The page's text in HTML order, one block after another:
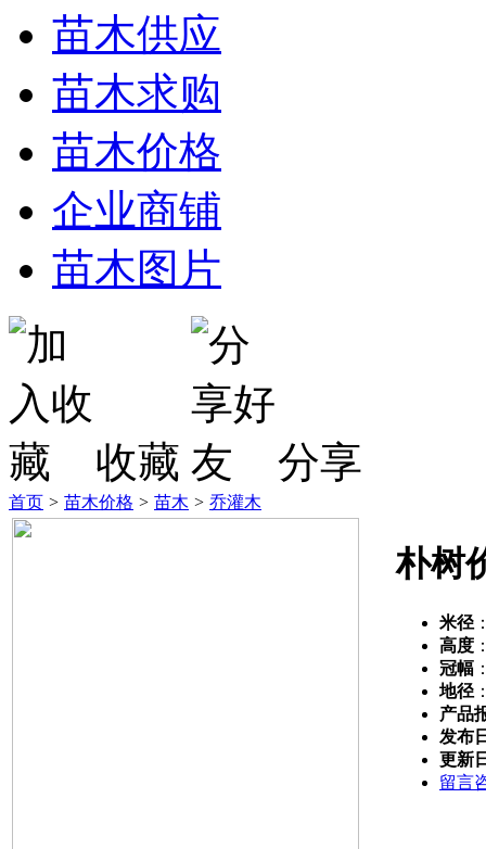
苗木供应
苗木求购
苗木价格
企业商铺
苗木图片
收藏 分享
首页 > 苗木价格 > 苗木 > 乔灌木
朴树
米径
高度
冠幅
地径
产品
发布
更新
留言